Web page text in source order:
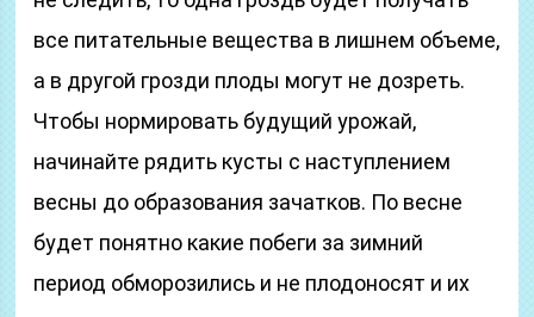
все питательные вещества в лишнем объеме,
а в другой грозди плоды могут не дозреть.
Чтобы нормировать будущий урожай,
начинайте рядить кусты с наступлением
весны до образования зачатков. По весне
будет понятно какие побеги за зимний
период обморозились и не плодоносят и их